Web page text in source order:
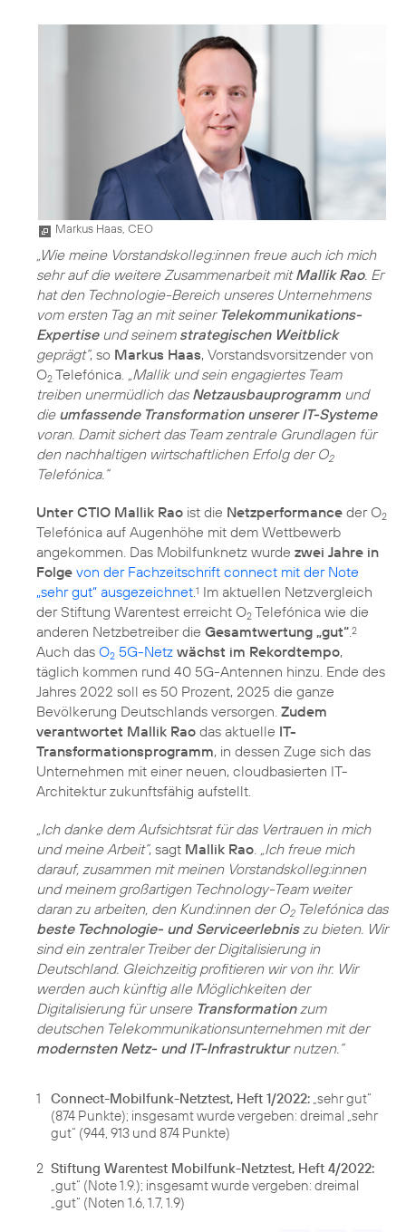
Markus Haas, CEO
„Wie meine Vorstandskolleg:innen freue auch ich mich
sehr auf die weitere Zusammenarbeit mitMallik Rao. Er
hat den Technologie-Bereich unseres Unternehmens
vom ersten Tag an mit seiner Telekommunikations-
Expertiseund seinem strategischen Weitblick
geprägt“, so Markus Haas, Vorstandsvorsitzender von
O2 Telefónica. „Mallik und sein engagiertes Team
treiben unermüdlich das Netzausbauprogramm und
die umfassende Transformation unserer IT-Systeme
voran. Damit sichert das Team zentrale Grundlagen für
den nachhaltigen wirtschaftlichen Erfolg der O2
Telefónica.“
Unter CTIO Mallik Rao ist die Netzperformance der O2
Telefónica auf Augenhöhe mit dem Wettbewerb
angekommen. Das Mobilfunknetz wurde zwei Jahre in
Folge von der Fachzeitschrift connect mit der Note
„sehr gut“ ausgezeichnet.1 Im aktuellen Netzvergleich
der Stiftung Warentest erreicht O2 Telefónica wie die
anderen Netzbetreiber die Gesamtwertung „gut“.2
Auch das O2 5G-Netz wächst im Rekordtempo,
täglich kommen rund 40 5G-Antennen hinzu. Ende des
Jahres 2022 soll es 50 Prozent, 2025 die ganze
Bevölkerung Deutschlands versorgen. Zudem
verantwortet Mallik Rao das aktuelle IT-
Transformationsprogramm, in dessen Zuge sich das
Unternehmen mit einer neuen, cloudbasierten IT-
Architektur zukunftsfähig aufstellt.
„Ich danke dem Aufsichtsrat für das Vertrauen in mich
und meine Arbeit“, sagt Mallik Rao. „Ich freue mich
darauf, zusammen mit meinen Vorstandskolleg:innen
und meinem großartigen Technology-Team weiter
daran zu arbeiten, den Kund:innen der O2Telefónica das
beste Technologie- und Serviceerlebniszu bieten. Wir
sind ein zentraler Treiber der Digitalisierung in
Deutschland. Gleichzeitig profitieren wir von ihr. Wir
werden auch künftig alle Möglichkeiten der
Digitalisierung für unsere Transformationzum
deutschen Telekommunikationsunternehmen mit der
modernsten Netz- und IT-Infrastrukturnutzen.“
1 Connect-Mobilfunk-Netztest, Heft 1/2022: „sehr gut“
(874 Punkte); insgesamt wurde vergeben: dreimal „sehr
gut“ (944, 913 und 874 Punkte)
2 Stiftung Warentest Mobilfunk-Netztest, Heft 4/2022:
„gut“ (Note 1.9.); insgesamt wurde vergeben: dreimal
„gut“ (Noten 1.6, 1.7, 1.9)